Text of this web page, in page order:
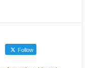
Follow